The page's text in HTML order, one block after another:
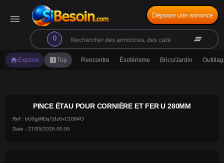
menu
0
search clear_all
Déposer une annonce
home Explore looks_oneTop Rencontre Ésotérisme Brico/Jardin
PINCE ÉTAU POUR CORNIÈRE ET FER U 280MM
Ref : bU0gjWDq7j3z6xC1084O
Date : 27/05/2026 00:00